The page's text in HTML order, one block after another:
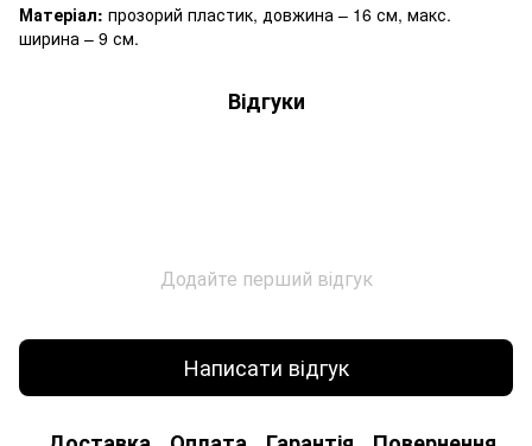
Матеріал: прозорий пластик, довжина – 16 см, макс.
ширина – 9 см.
Відгуки
Додайте перший відгук
Написати відгук